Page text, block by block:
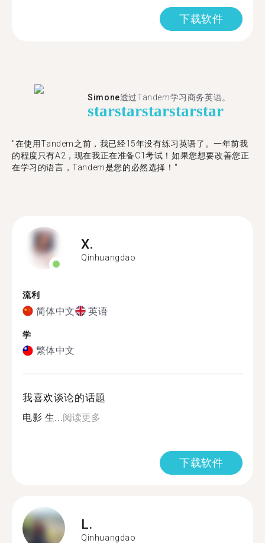
下载软件
Simone透过Tandem学习商务英语。
starstarstarstarstar
"在使用Tandem之前，我已经15年没有练习英语了。一年前我
的程度只有A2，现在我正在准备C1考试！如果您想要改善您正
在学习的语言，Tandem是您的必然选择！"
X.
Qinhuangdao
流利
简体中文 英语
学
繁体中文
我喜欢谈论的话题
电影 生...阅读更多
下载软件
L.
Qinhuangdao